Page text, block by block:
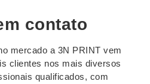
contato
mercado a 3N PRINT vem
clientes nos mais diversos
qualificados, com